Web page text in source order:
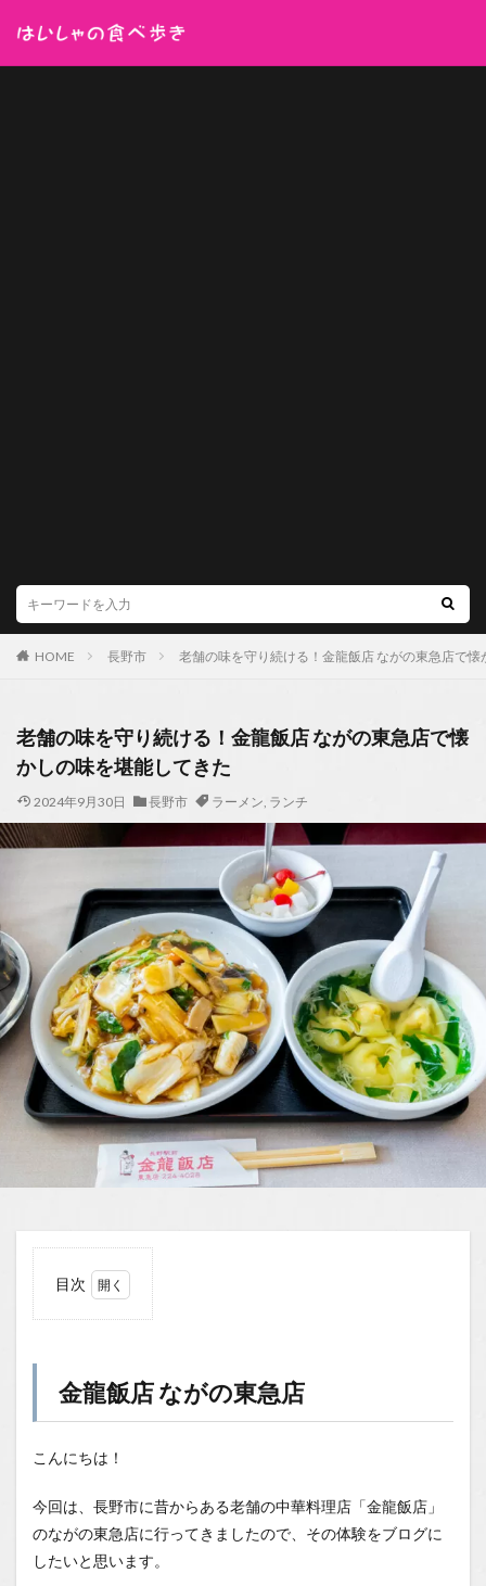
HOME 長野市 老舗の味を守り続ける！金龍飯店 ながの東急店で
老舗の味を守り続ける！金龍飯店 ながの東急店で懐
かしの味を堪能してきた
2024年9月30日 長野市 ラーメン, ランチ
目次
の東
なぜ金龍
く愛され
るのか？
1.0.0.2
金龍飯店 ながの東急店
こんにちは！
今回は、長野市に昔からある老舗の中華料理店「金龍飯店」
のながの東急店に行ってきましたので、その体験をブログに
したいと思います。